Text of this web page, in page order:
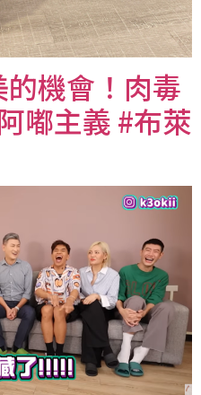
機會！肉毒
嘟主義 #布萊